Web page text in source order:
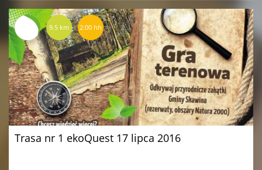
9.5 km 2:00 hh
Trasa nr 1 ekoQuest 17 lipca 2016